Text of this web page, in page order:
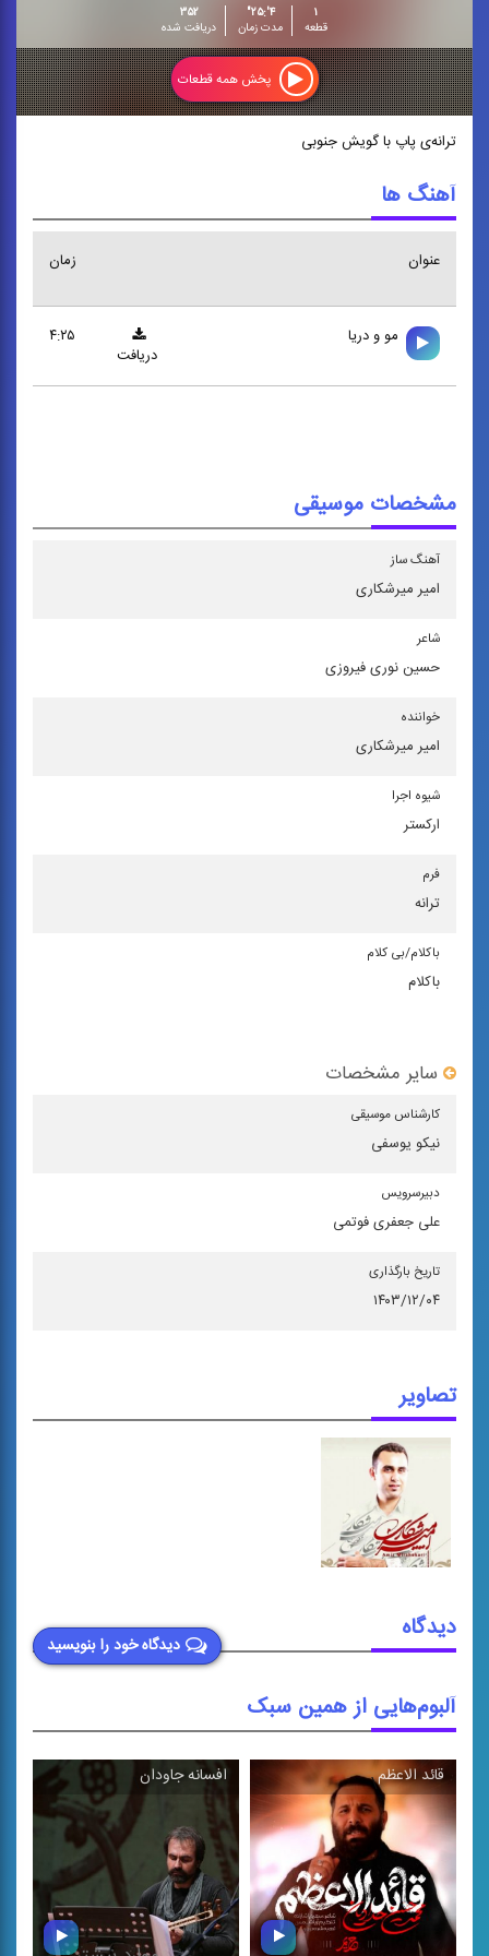
۱
قطعه
۴':۲۵"
مدت زمان
۳۵۲
دریافت شده
پخش همه قطعات
ترانه‌ی پاپ با گویش جنوبی
آهنگ ها
عنوان زمان
مو و دريا
۴:۲۵
دریافت
مشخصات موسیقی
آهنگ ساز
امیر میرشكاری
شاعر
حسین نوری فیروزی
خواننده
امیر میرشكاری
شیوه اجرا
اركستر
فرم
ترانه
باكلام/بی كلام
باکلام
سایر مشخصات
كارشناس موسیقی
نیکو یوسفی
دبیرسرویس
علی جعفری فوتمی
تاریخ بارگذاری
۱۴۰۳/۱۲/۰۴
تصاویر
دیدگاه خود را بنویسید
دیدگاه
آلبوم‌هایی از همین سبک
قائد الاعظم\ افسانه جاودان